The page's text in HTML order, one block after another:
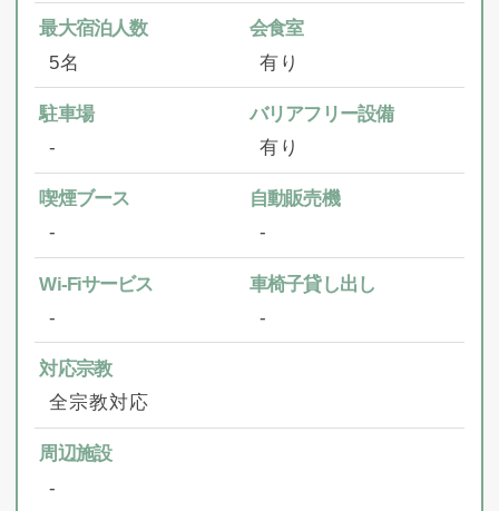
最大宿泊人数
5名
会食室
有り
駐車場
‐
バリアフリー設備
有り
喫煙ブース
‐
自動販売機
‐
Wi-Fiサービス
‐
車椅子貸し出し
‐
対応宗教
全宗教対応
周辺施設
‐